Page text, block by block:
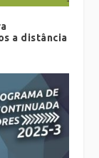
a distância